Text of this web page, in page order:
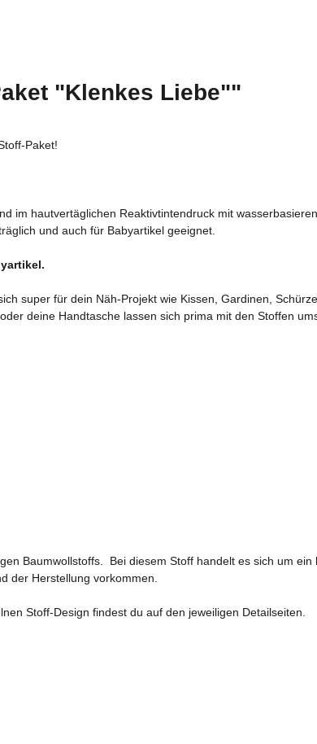
"Klenkes Liebe""
Paket!
im hautvertäglichen Reaktivtintendruck mit
und auch für Babyartikel geeignet.
super für dein Näh-Projekt wie Kissen, Gardinen,
deine Handtasche lassen sich prima mit den Stoffen
Baumwollstoffs. Bei diesem Stoff handelt es sich um
der Herstellung vorkommen.
Stoff-Design findest du auf den jeweiligen Detailseiten.